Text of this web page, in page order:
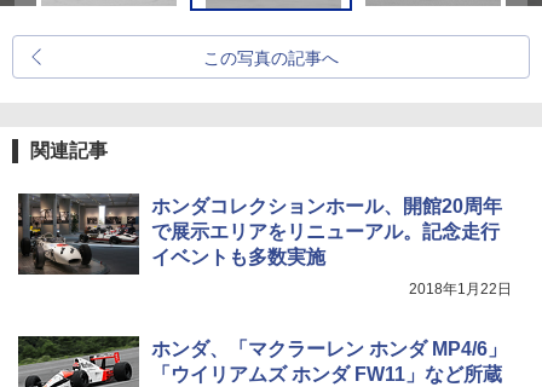
この写真の記事へ
関連記事
ホンダコレクションホール、開館20周年
で展示エリアをリニューアル。記念走行
イベントも多数実施
2018年1月22日
ホンダ、「マクラーレン ホンダ MP4/6」
「ウイリアムズ ホンダ FW11」など所蔵